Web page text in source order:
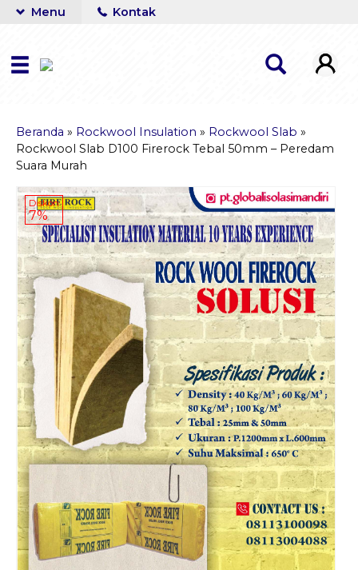
Menu Kontak
Beranda » Rockwool Insulation » Rockwool Slab »
Rockwool Slab D100 Firerock Tebal 50mm – Peredam
Suara Murah
Diskon
7%